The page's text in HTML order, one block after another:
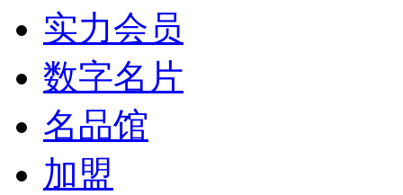
实力会员
数字名片
名品馆
加盟